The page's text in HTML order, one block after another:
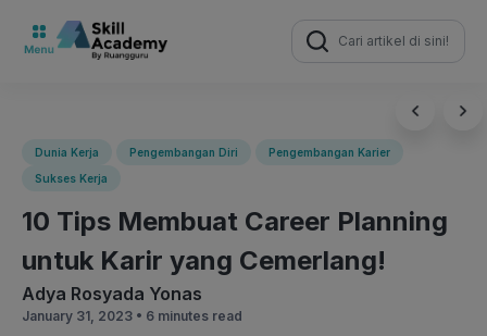
Search
for:
Dunia Kerja Pengembangan Diri
Pengembangan Karier
Sukses Kerja
10 Tips Membuat Career Planning
untuk Karir yang Cemerlang!
Adya Rosyada Yonas
January 31, 2023 • 6 minutes read